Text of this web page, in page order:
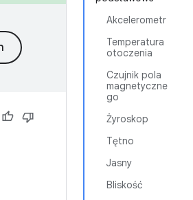
Akcelerometr
Temperatura
otoczenia
Czujnik pola
magnetyczne
go
Żyroskop
Tętno
Jasny
Bliskość